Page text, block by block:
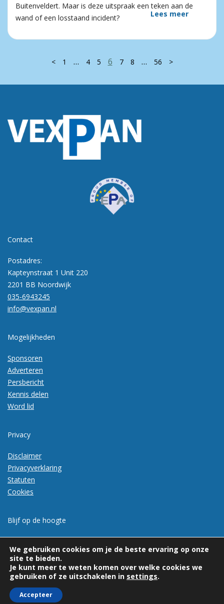
Buitenveldert. Maar is deze uitspraak een teken aan de
wand of een losstaand incident?
Lees meer
< 1 … 4 5 6 7 8 … 56 >
Contact
Postadres:
Kapteynstraat 1 Unit 220
2201 BB Noordwijk
035-6943245
info@vexpan.nl
Mogelijkheden
Sponsoren
Adverteren
Persbericht
Kennis delen
Word lid
Privacy
Disclaimer
Privacyverklaring
Statuten
Cookies
Blijf op de hoogte
We gebruiken cookies om je de beste ervaring op onze
site te bieden.
Je kunt meer te weten komen over welke cookies we
gebruiken of ze uitschakelen in settings.
Accepteer